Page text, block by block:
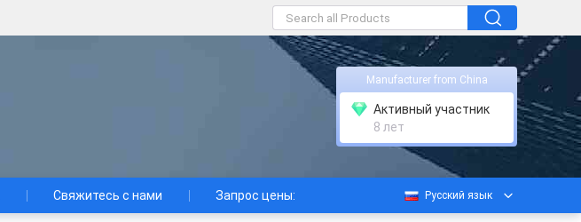
Manufacturer from China
Активный участник
8 лет
Свяжитесь с нами Запрос цены: Русский язык